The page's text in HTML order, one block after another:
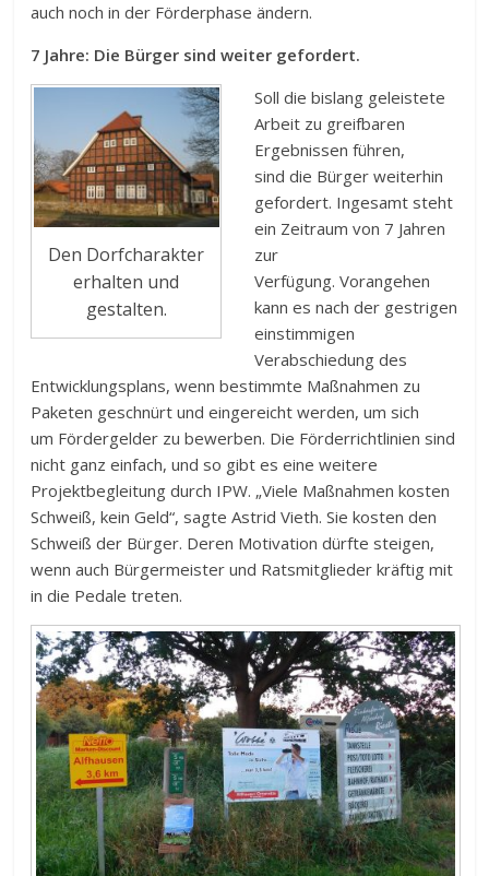
auch noch in der Förderphase ändern.
7 Jahre: Die Bürger sind weiter gefordert.
Den Dorfcharakter
erhalten und
gestalten.
Soll die bislang geleistete
Arbeit zu greifbaren
Ergebnissen führen,
sind die Bürger weiterhin
gefordert. Ingesamt steht
ein Zeitraum von 7 Jahren
zur
Verfügung. Vorangehen
kann es nach der gestrigen
einstimmigen
Verabschiedung des
Entwicklungsplans, wenn bestimmte Maßnahmen zu
Paketen geschnürt und eingereicht werden, um sich
um Fördergelder zu bewerben. Die Förderrichtlinien sind
nicht ganz einfach, und so gibt es eine weitere
Projektbegleitung durch IPW. „Viele Maßnahmen kosten
Schweiß, kein Geld“, sagte Astrid Vieth. Sie kosten den
Schweiß der Bürger. Deren Motivation dürfte steigen,
wenn auch Bürgermeister und Ratsmitglieder kräftig mit
in die Pedale treten.